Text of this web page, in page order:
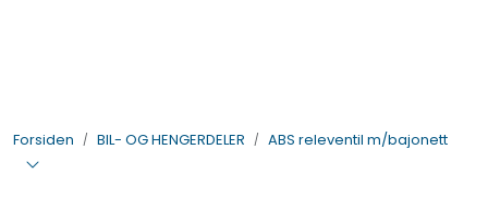
Forsiden BIL- OG HENGERDELER ABS releventil m/bajonett
ELEKTRISK